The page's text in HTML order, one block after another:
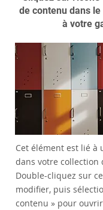
de contenu dans
à votre
Cet élément est lié à
dans votre collection
Double-cliquez sur
modifier, puis
contenu » pour